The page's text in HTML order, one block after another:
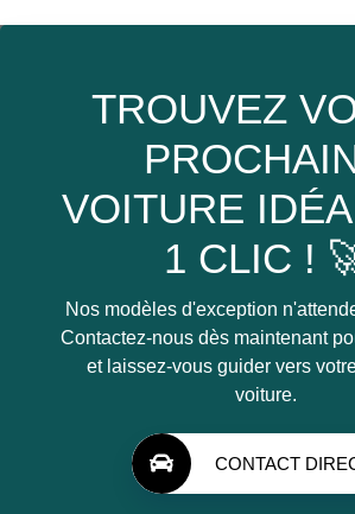
TROUVEZ
VOITURE
1 CLIC !
Nos modèles d'exception
Contactez-nous dès maintenant
et laissez-vous guider vers
voiture.
CONTACT